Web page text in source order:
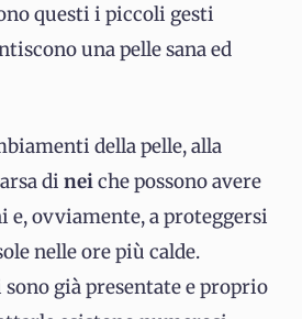
questi i piccoli gesti
una pelle sana ed
della pelle, alla
di neiche possono avere
e, ovviamente, a proteggersi
nelle ore più calde.
già presentate e proprio